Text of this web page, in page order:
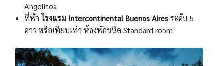
Angelitos
ที่พักโรงแรม Intercontinental Buenos Airesระดับ 5
ดาว หรือเทียบเท่า ห้องพักชนิด Standard room